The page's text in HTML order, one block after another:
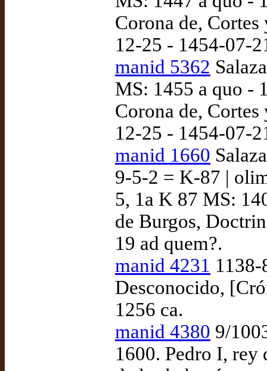
Corona de,
12-25 - 1454-07-
manid 5362
MS: 1455 a quo -
Corona de,
12-25 - 1454-07-
manid 1660
9-5-2 = K-87 |
5, 1a K 87 MS:
de Burgos,
19 ad quem?.
manid 4231
Desconocido,
1256 ca.
manid 4380 9/
1600. Pedro I, rey